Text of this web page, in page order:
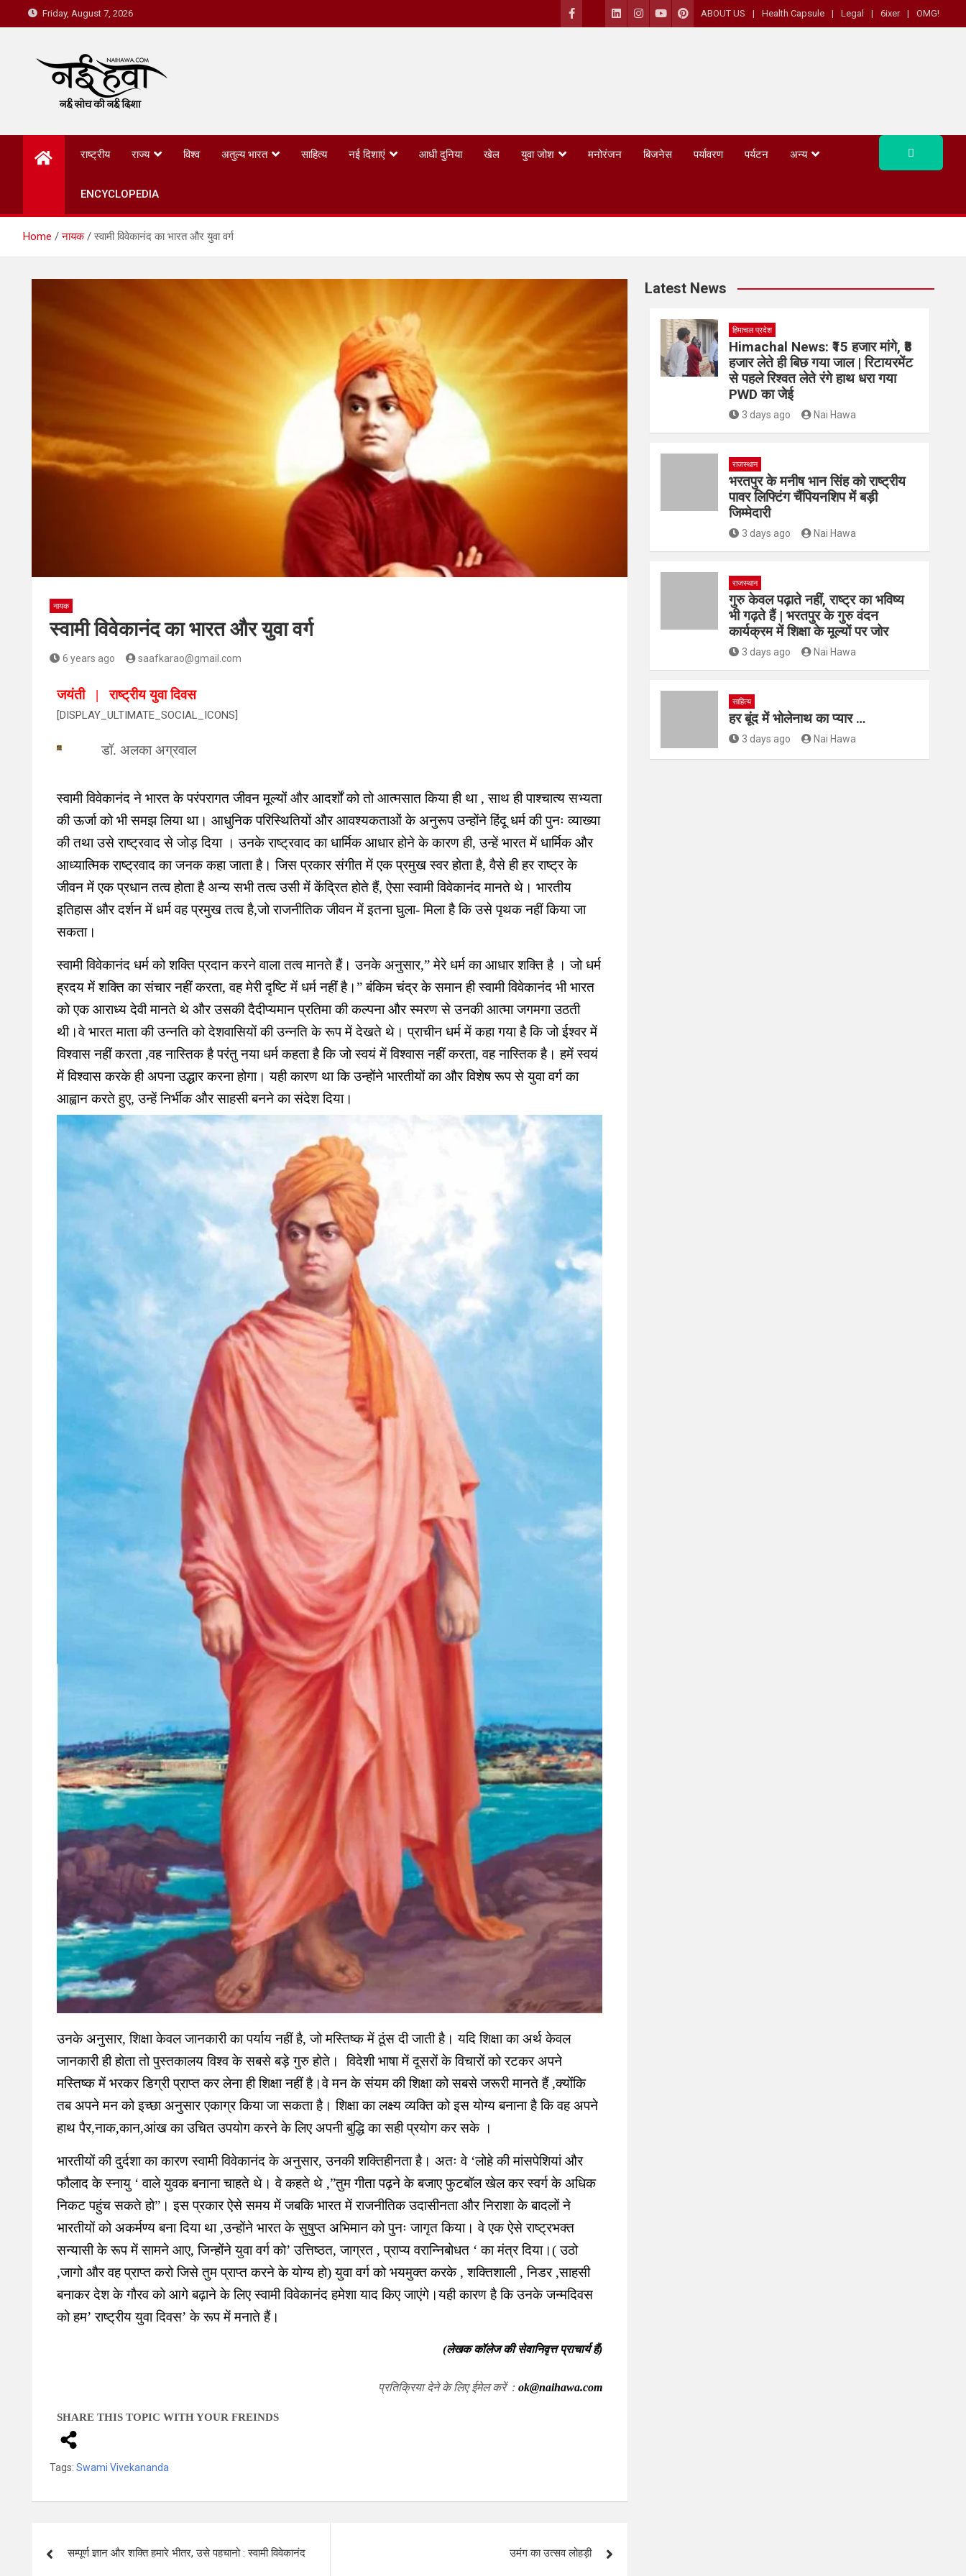
Friday, August 7, 2026 ABOUT US Health Capsule Legal 6ixer OMG!
Nai Hawa
राष्ट्रीय राज्य विश्व अतुल्य भारत साहित्य नई दिशाएं आधी दुनिया खेल युवा जोश मनोरंजन बिजनेस पर्यावरण पर्यटन अन्य
ENCYCLOPEDIA
Home नायक स्वामी विवेकानंद का भारत और युवा वर्ग
नायक
स्वामी विवेकानंद का भारत और युवा वर्ग
6 years ago saafkarao@gmail.com
जयंती | राष्ट्रीय युवा दिवस
[DISPLAY_ULTIMATE_SOCIAL_ICONS]
डॉ. अलका अग्रवाल
स्वामी विवेकानंद ने भारत के परंपरागत जीवन मूल्यों और आदर्शों को तो आत्मसात किया ही था , साथ ही पाश्चात्य सभ्यता
की ऊर्जा को भी समझ लिया था। आधुनिक परिस्थितियों और आवश्यकताओं के अनुरूप उन्होंने हिंदू धर्म की पुनः व्याख्या
की तथा उसे राष्ट्रवाद से जोड़ दिया । उनके राष्ट्रवाद का धार्मिक आधार होने के कारण ही, उन्हें भारत में धार्मिक और
आध्यात्मिक राष्ट्रवाद का जनक कहा जाता है। जिस प्रकार संगीत में एक प्रमुख स्वर होता है, वैसे ही हर राष्ट्र के
जीवन में एक प्रधान तत्व होता है अन्य सभी तत्व उसी में केंद्रित होते हैं, ऐसा स्वामी विवेकानंद मानते थे। भारतीय
इतिहास और दर्शन में धर्म वह प्रमुख तत्व है,जो राजनीतिक जीवन में इतना घुला- मिला है कि उसे पृथक नहीं किया जा
सकता।
स्वामी विवेकानंद धर्म को शक्ति प्रदान करने वाला तत्व मानते हैं। उनके अनुसार,” मेरे धर्म का आधार शक्ति है । जो धर्म
ह्रदय में शक्ति का संचार नहीं करता, वह मेरी दृष्टि में धर्म नहीं है।” बंकिम चंद्र के समान ही स्वामी विवेकानंद भी भारत
को एक आराध्य देवी मानते थे और उसकी दैदीप्यमान प्रतिमा की कल्पना और स्मरण से उनकी आत्मा जगमगा उठती
थी।वे भारत माता की उन्नति को देशवासियों की उन्नति के रूप में देखते थे। प्राचीन धर्म में कहा गया है कि जो ईश्वर में
विश्वास नहीं करता ,वह नास्तिक है परंतु नया धर्म कहता है कि जो स्वयं में विश्वास नहीं करता, वह नास्तिक है। हमें स्वयं
में विश्वास करके ही अपना उद्धार करना होगा। यही कारण था कि उन्होंने भारतीयों का और विशेष रूप से युवा वर्ग का
आह्वान करते हुए, उन्हें निर्भीक और साहसी बनने का संदेश दिया।
उनके अनुसार, शिक्षा केवल जानकारी का पर्याय नहीं है, जो मस्तिष्क में ठूंस दी जाती है। यदि शिक्षा का अर्थ केवल
जानकारी ही होता तो पुस्तकालय विश्व के सबसे बड़े गुरु होते। विदेशी भाषा में दूसरों के विचारों को रटकर अपने
मस्तिष्क में भरकर डिग्री प्राप्त कर लेना ही शिक्षा नहीं है।वे मन के संयम की शिक्षा को सबसे जरूरी मानते हैं ,क्योंकि
तब अपने मन को इच्छा अनुसार एकाग्र किया जा सकता है। शिक्षा का लक्ष्य व्यक्ति को इस योग्य बनाना है कि वह अपने
हाथ पैर,नाक,कान,आंख का उचित उपयोग करने के लिए अपनी बुद्धि का सही प्रयोग कर सके ।
भारतीयों की दुर्दशा का कारण स्वामी विवेकानंद के अनुसार, उनकी शक्तिहीनता है। अतः वे ‘लोहे की मांसपेशियां और
फौलाद के स्नायु ‘ वाले युवक बनाना चाहते थे। वे कहते थे ,”तुम गीता पढ़ने के बजाए फुटबॉल खेल कर स्वर्ग के अधिक
निकट पहुंच सकते हो”। इस प्रकार ऐसे समय में जबकि भारत में राजनीतिक उदासीनता और निराशा के बादलों ने
भारतीयों को अकर्मण्य बना दिया था ,उन्होंने भारत के सुषुप्त अभिमान को पुनः जागृत किया। वे एक ऐसे राष्ट्रभक्त
सन्यासी के रूप में सामने आए, जिन्होंने युवा वर्ग को’ उत्तिष्ठत, जाग्रत , प्राप्य वरान्निबोधत ‘ का मंत्र दिया।( उठो
,जागो और वह प्राप्त करो जिसे तुम प्राप्त करने के योग्य हो) युवा वर्ग को भयमुक्त करके , शक्तिशाली , निडर ,साहसी
बनाकर देश के गौरव को आगे बढ़ाने के लिए स्वामी विवेकानंद हमेशा याद किए जाएंगे।यही कारण है कि उनके जन्मदिवस
को हम’ राष्ट्रीय युवा दिवस’ के रूप में मनाते हैं।
(लेखक कॉलेज की सेवानिवृत्त प्राचार्य हैं)
प्रतिक्रिया देने के लिए ईमेल करें :ok@naihawa.com
SHARE THIS TOPIC WITH YOUR FREINDS
Tags: Swami Vivekananda
सम्पूर्ण ज्ञान और शक्ति हमारे भीतर, उसे पहचानो : स्वामी विवेकानंद उमंग का उत्सव लोहड़ी
Latest News
हिमाचल प्रदेश
Himachal News: ₹15 हजार मांगे, ₹8
हजार लेते ही बिछ गया जाल | रिटायरमेंट
से पहले रिश्वत लेते रंगे हाथ धरा गया
PWD का जेई
3 days ago Nai Hawa
राजस्थान
भरतपुर के मनीष भान सिंह को राष्ट्रीय
पावर लिफ्टिंग चैंपियनशिप में बड़ी
जिम्मेदारी
3 days ago Nai Hawa
राजस्थान
गुरु केवल पढ़ाते नहीं, राष्ट्र का भविष्य
भी गढ़ते हैं | भरतपुर के गुरु वंदन
कार्यक्रम में शिक्षा के मूल्यों पर जोर
3 days ago Nai Hawa
साहित्य
हर बूंद में भोलेनाथ का प्यार …
3 days ago Nai Hawa